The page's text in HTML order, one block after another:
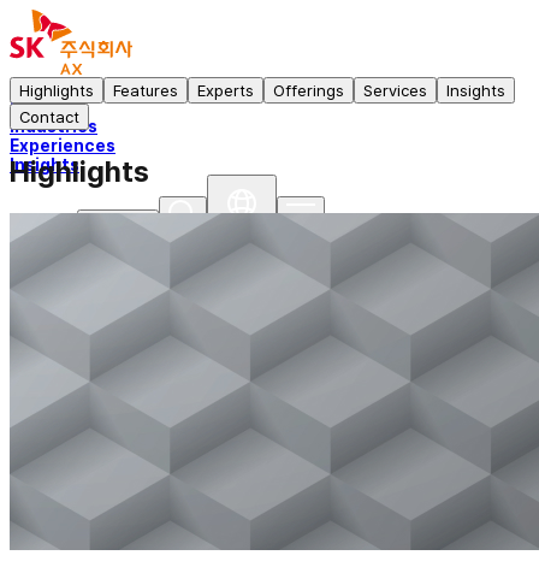
AXgenticWire
Services
Industries
Experiences
Insights
문의하기 회사정보
Highlights Features Experts Offerings Services
Insights
Contact
Highlights